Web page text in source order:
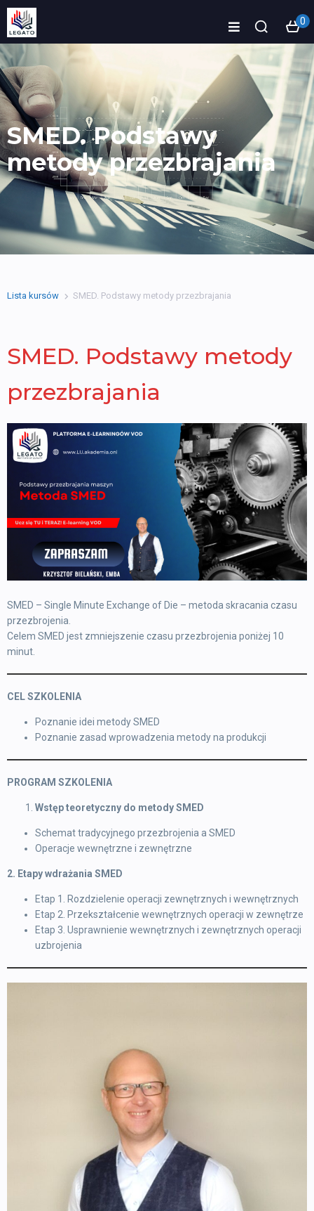
0
SMED. Podstawy
metody przezbrajania
Lista kursów SMED. Podstawy metody przezbrajania
SMED. Podstawy metody
przezbrajania
SMED – Single Minute Exchange of Die – metoda skracania czasu
przezbrojenia.
Celem SMED jest zmniejszenie czasu przezbrojenia poniżej 10
minut.
CEL SZKOLENIA
Poznanie idei metody SMED
Poznanie zasad wprowadzenia metody na produkcji
PROGRAM SZKOLENIA
Wstęp teoretyczny do metody SMED
Schemat tradycyjnego przezbrojenia a SMED
Operacje wewnętrzne i zewnętrzne
2. Etapy wdrażania SMED
Etap 1. Rozdzielenie operacji zewnętrznych i wewnętrznych
Etap 2. Przekształcenie wewnętrznych operacji w zewnętrze
Etap 3. Usprawnienie wewnętrznych i zewnętrznych operacji
uzbrojenia